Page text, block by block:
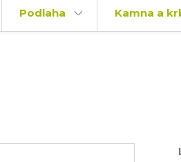
Podlaha Kamna a